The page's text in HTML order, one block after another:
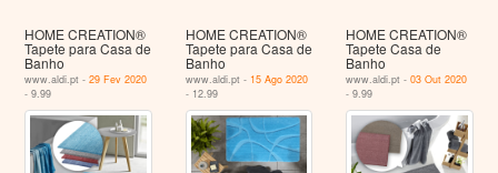
HOME CREATION®
Tapete para Casa de
Banho
www.aldi.pt -29 Fev 2020
- 9.99
HOME CREATION®
Tapete para Casa de
Banho
www.aldi.pt - 15 Ago 2020
- 12.99
HOME CREATION®
Tapete Casa de
Banho
www.aldi.pt -03 Out 2020
- 9.99